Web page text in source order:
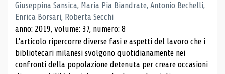
Giuseppina Sansica, Maria Pia Biandrate, Antonio Bechelli,
Enrica Borsari, Roberta Secchi
anno: 2019, volume: 37, numero: 8
L'articolo ripercorre diverse fasi e aspetti del lavoro che i
bibliotecari milanesi svolgono quotidianamente nei
confronti della popolazione detenuta per creare occasioni